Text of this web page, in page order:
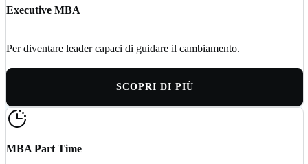
Executive MBA
Per diventare leader capaci di guidare il cambiamento.
SCOPRI DI PIÙ
MBA Part Time